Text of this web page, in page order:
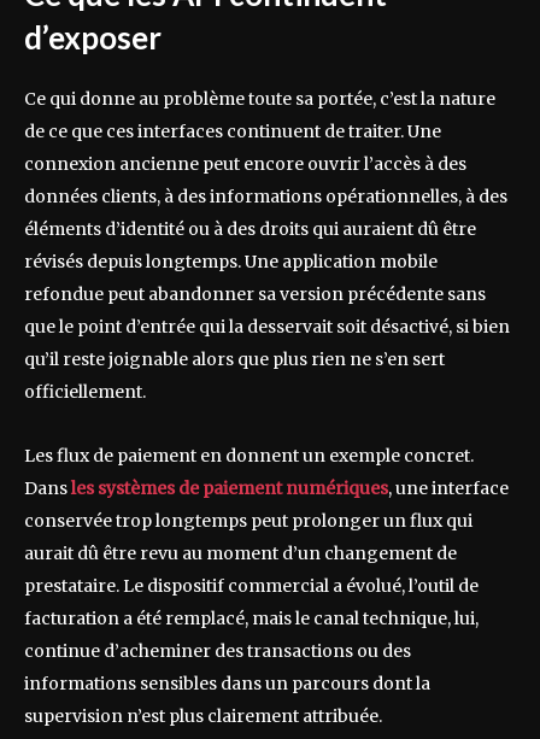
d’exposer
Ce qui donne au problème toute sa portée, c’est la nature
de ce que ces interfaces continuent de traiter. Une
connexion ancienne peut encore ouvrir l’accès à des
données clients, à des informations opérationnelles, à des
éléments d’identité ou à des droits qui auraient dû être
révisés depuis longtemps. Une application mobile
refondue peut abandonner sa version précédente sans
que le point d’entrée qui la desservait soit désactivé, si bien
qu’il reste joignable alors que plus rien ne s’en sert
officiellement.
Les flux de paiement en donnent un exemple concret.
Dansles systèmes de paiement numériques, une interface
conservée trop longtemps peut prolonger un flux qui
aurait dû être revu au moment d’un changement de
prestataire. Le dispositif commercial a évolué, l’outil de
facturation a été remplacé, mais le canal technique, lui,
continue d’acheminer des transactions ou des
informations sensibles dans un parcours dont la
supervision n’est plus clairement attribuée.